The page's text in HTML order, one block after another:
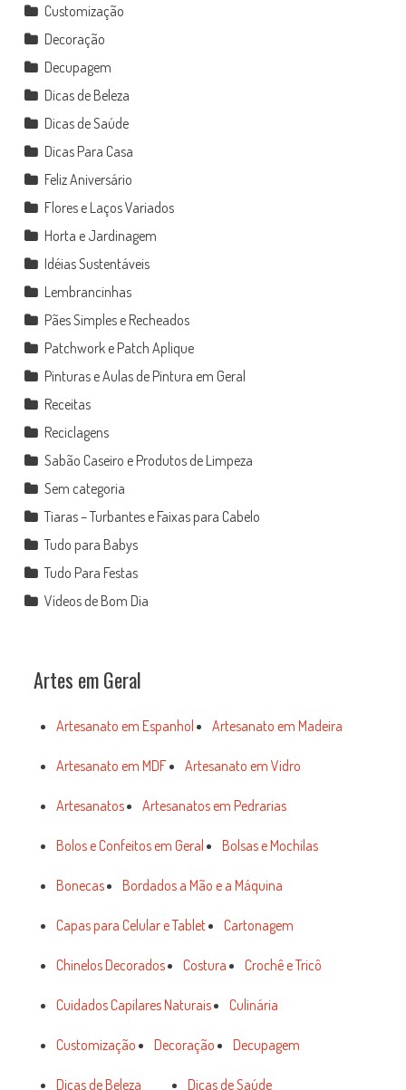
Customização
Decoração
Decupagem
Dicas de Beleza
Dicas de Saúde
Dicas Para Casa
Feliz Aniversário
Flores e Laços Variados
Horta e Jardinagem
Idéias Sustentáveis
Lembrancinhas
Pães Simples e Recheados
Patchwork e Patch Aplique
Pinturas e Aulas de Pintura em Geral
Receitas
Reciclagens
Sabão Caseiro e Produtos de Limpeza
Sem categoria
Tiaras – Turbantes e Faixas para Cabelo
Tudo para Babys
Tudo Para Festas
Vídeos de Bom Dia
Artes em Geral
Artesanato em Espanhol Artesanato em Madeira
Artesanato em MDF Artesanato em Vidro
Artesanatos Artesanatos em Pedrarias
Bolos e Confeitos em Geral Bolsas e Mochilas
Bonecas Bordados a Mão e a Máquina
Capas para Celular e Tablet Cartonagem
Chinelos Decorados Costura Crochê e Tricô
Cuidados Capilares Naturais Culinária
Customização Decoração Decupagem
Dicas de Beleza
Dicas de Saúde